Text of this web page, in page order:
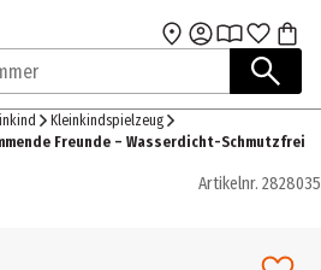
Zum Hauptinhalt
Kleinkindspielzeug
Freunde – Wasserdicht-Schmutzfrei
Artikelnr. 2828035